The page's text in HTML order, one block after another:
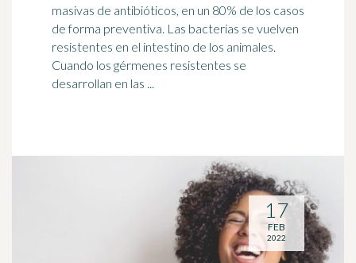
masivas de antibióticos, en un 80% de los casos
de forma preventiva. Las bacterias se vuelven
resistentes en el intestino de los animales.
Cuando los gérmenes resistentes se
desarrollan en las ...
17
FEB
2022